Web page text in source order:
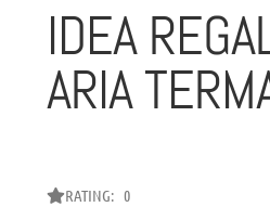
IDEA
ARIA
RATING: 0